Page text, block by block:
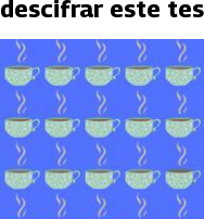
descifrar este